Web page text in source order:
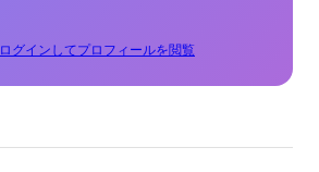
ログインしてプロフィールを閲覧